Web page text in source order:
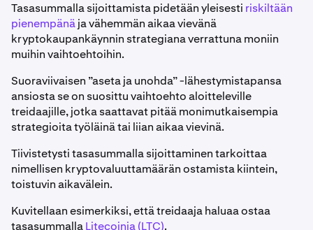
Tasasummalla sijoittamista pidetään yleisesti riskiltään
pienempänäja vähemmän aikaa vievänä
kryptokaupankäynnin strategiana verrattuna moniin
muihin vaihtoehtoihin.
Suoraviivaisen ”aseta ja unohda” -lähestymistapansa
ansiosta se on suosittu vaihtoehto aloitteleville
treidaajille, jotka saattavat pitää monimutkaisempia
strategioita työläinä tai liian aikaa vievinä.
Tiivistetysti tasasummalla sijoittaminen tarkoittaa
nimellisen kryptovaluuttamäärän ostamista kiintein,
toistuvin aikavälein.
Kuvitellaan esimerkiksi, että treidaaja haluaa ostaa
tasasummallaLitecoinia (LTC).